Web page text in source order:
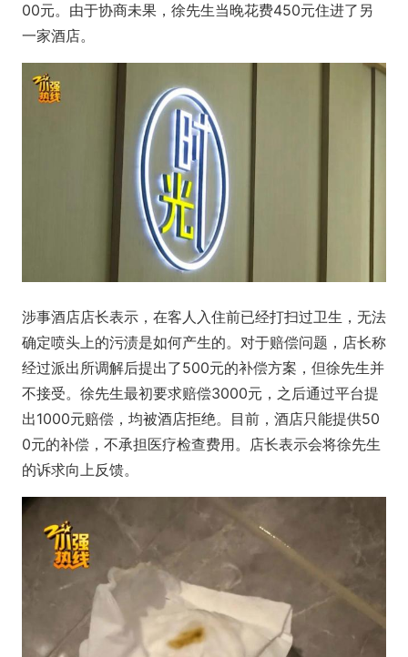
00元。由于协商未果，徐先生当晚花费450元住进了另
一家酒店。
涉事酒店店长表示，在客人入住前已经打扫过卫生，无法
确定喷头上的污渍是如何产生的。对于赔偿问题，店长称
经过派出所调解后提出了500元的补偿方案，但徐先生并
不接受。徐先生最初要求赔偿3000元，之后通过平台提
出1000元赔偿，均被酒店拒绝。目前，酒店只能提供50
0元的补偿，不承担医疗检查费用。店长表示会将徐先生
的诉求向上反馈。